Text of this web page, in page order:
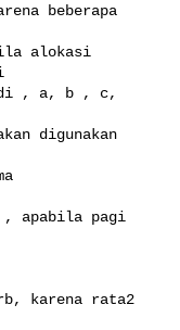
beberapa
alokasi
, a, b , c,
digunakan
, apabila pagi
karena rata2